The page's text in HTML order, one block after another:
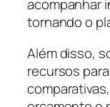
acompanhar
tornando o
Além disso,
recursos